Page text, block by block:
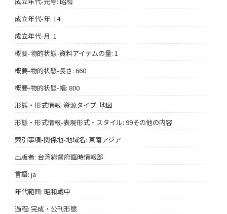
成立年代-年: 14
成立年代-月: 1
概要-物的状態-資料アイテムの量: 1
概要-物的状態-長さ: 660
概要-物的状態-幅: 800
形態・形式情報-資源タイプ: 地図
形態・形式情報-表現形式・スタイル: 99その他の内容
索引事項-関係地-地域名: 東南アジア
出版者: 台湾総督府臨時情報部
言語: ja
年代範囲: 昭和戦中
過程: 完成・公刊形態